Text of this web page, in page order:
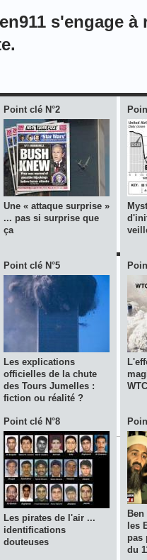
s'engage
Point clé N°2
Une « attaque surprise »
... pas si surprise que
ça
Point clé N°5
Les explications
officielles de la chute
des Tours Jumelles :
fiction ou réalité ?
Point clé N°8
Les pirates de l'air ...
identifications
douteuses
les
pas
du